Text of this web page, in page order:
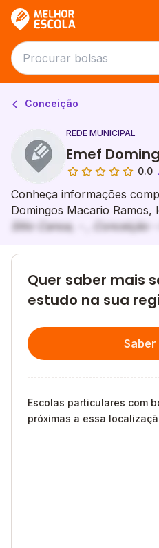
Conceição
REDE MUNICIPAL
Emef
0.0
Conheça informações
Domingos Macario Ramos,
Sitio Canoa, - , Conceição -
Quer saber mais
estudo na sua
Saber
Escolas particulares com
próximas a essa